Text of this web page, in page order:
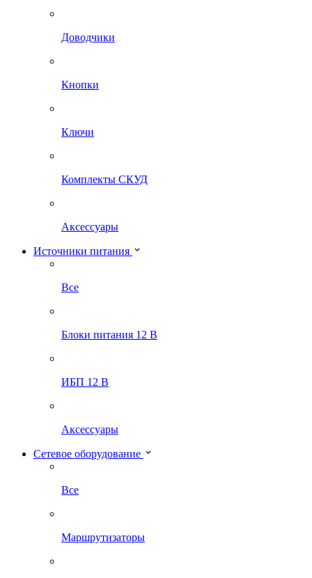
Доводчики
Кнопки
Ключи
Комплекты СКУД
Аксессуары
Источники питания
Все
Блоки питания 12 В
ИБП 12 В
Аксессуары
Сетевое оборудование
Все
Маршрутизаторы